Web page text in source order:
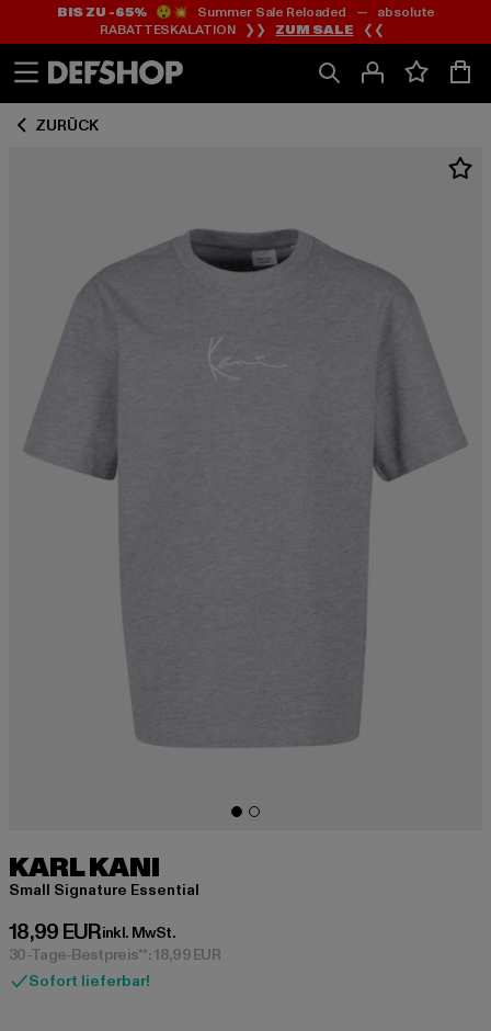
Zum
Inhalt
springen
Zum
Fußzeile
springen
BIS ZU -65%😲💥 Summer Sale Reloaded — absolute
RABATTESKALATION ❯❯ ZUM SALE ❮❮
ZURÜCK
KARL KANI
Small Signature Essential
18,99 EUR
Derzeitiger Preis: 18,99 EUR
inkl. MwSt.
30-Tage-Bestpreis**: 18,99 EUR
Sofort lieferbar!